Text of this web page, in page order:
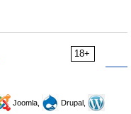
18+
Joomla,
Drupal,